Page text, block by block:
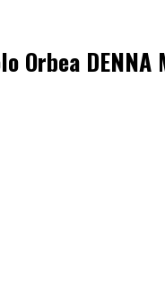
Orbea DENNA